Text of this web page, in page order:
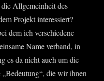
All­ge­mein­heit des
Pro­jekt inter­es­siert?
dem ich ver­schie­de­ne
Name ver­band, in
es da nicht auch um die
die wir ihnen